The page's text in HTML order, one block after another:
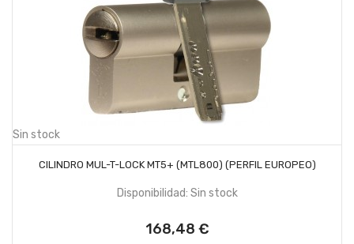
Sin stock
SIN STOCK
CILINDRO MUL-T-LOCK MT5+ (MTL800) (PERFIL EUROPEO)
Disponibilidad: Sin stock
Precio
168,48 €